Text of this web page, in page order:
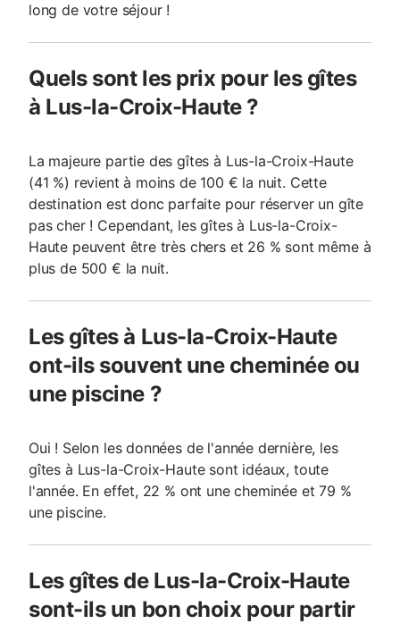
long de votre séjour !
Quels sont les prix pour les gîtes
à Lus-la-Croix-Haute ?
La majeure partie des gîtes à Lus-la-Croix-Haute
(41 %) revient à moins de 100 € la nuit. Cette
destination est donc parfaite pour réserver un gîte
pas cher ! Cependant, les gîtes à Lus-la-Croix-
Haute peuvent être très chers et 26 % sont même à
plus de 500 € la nuit.
Les gîtes à Lus-la-Croix-Haute
ont-ils souvent une cheminée ou
une piscine ?
Oui ! Selon les données de l'année dernière, les
gîtes à Lus-la-Croix-Haute sont idéaux, toute
l'année. En effet, 22 % ont une cheminée et 79 %
une piscine.
Les gîtes de Lus-la-Croix-Haute
sont-ils un bon choix pour partir